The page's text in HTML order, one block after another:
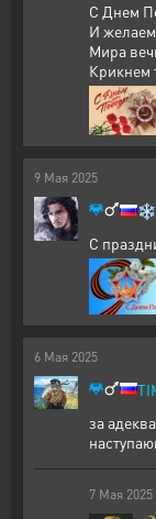
С Днем
И желаем
Мира
Крикнем
9 Мая 2025
❄️
С
6 Мая 2025
за
7 Мая 2025